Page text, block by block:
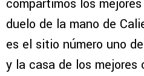
compartimos los
duelo de la mano de
es el sitio número uno
y la casa de los mejores